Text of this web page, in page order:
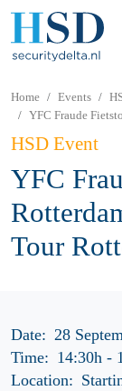
Home Events
YFC Fraude
HSD Event
YFC
Tour
Date: 28
Time: 14:30h-
Location: